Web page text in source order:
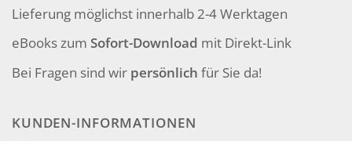
Lieferung möglichst innerhalb 2-4 Werktagen
eBooks zum Sofort-Download mit Direkt-Link
Bei Fragen sind wir persönlich für Sie da!
KUNDEN-INFORMATIONEN